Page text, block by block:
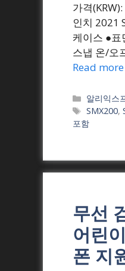
가격
인치 2021
케이스 ●표
스냅 온/오
Read more
알리익스
Tags
SMX200,
포함
무선
어린
폰 지